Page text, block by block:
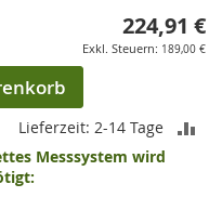
224,91 €
189,00 €
Lieferzeit: 2-14 Tage
Messsystem wird